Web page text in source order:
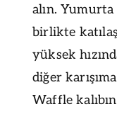
alın.
birlikte
yüksek
diğer
Waffle